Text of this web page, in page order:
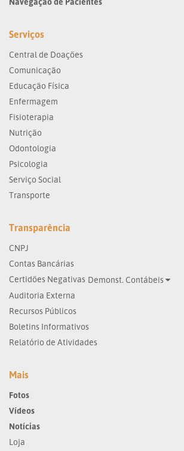
Serviços
Central de Doações
Comunicação
Educação Física
Enfermagem
Fisioterapia
Nutrição
Odontologia
Psicologia
Serviço Social
Transporte
Transparência
CNPJ
Contas Bancárias
Certidões Negativas Demonst. Contábeis
Auditoria Externa
Recursos Públicos
Boletins Informativos
Relatório de Atividades
Mais
Fotos
Vídeos
Notícias
Loja